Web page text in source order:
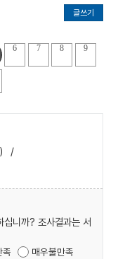
글쓰기
6 7 8 9
/
십니까? 조사결과는 서
족 매우불만족